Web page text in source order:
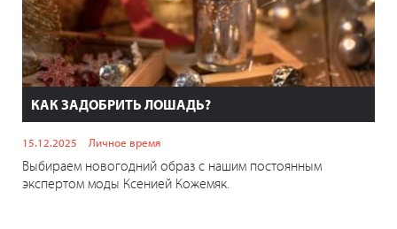
КАК ЗАДОБРИТЬ ЛОШАДЬ?
15.12.2025 Личное время
Выбираем новогодний образ с нашим постоянным
экспертом моды Ксенией Кожемяк.